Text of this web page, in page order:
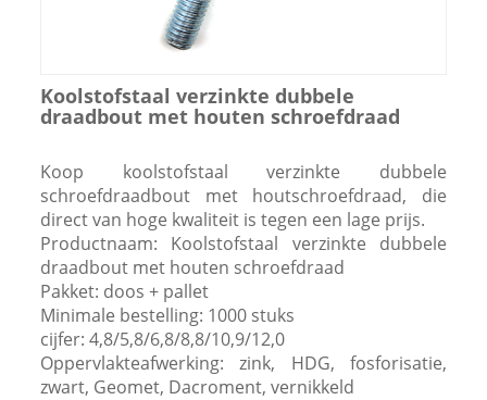
Koolstofstaal verzinkte dubbele
draadbout met houten schroefdraad
Koop koolstofstaal verzinkte dubbele
schroefdraadbout met houtschroefdraad, die
direct van hoge kwaliteit is tegen een lage prijs.
Productnaam: Koolstofstaal verzinkte dubbele
draadbout met houten schroefdraad
Pakket: doos + pallet
Minimale bestelling: 1000 stuks
cijfer: 4,8/5,8/6,8/8,8/10,9/12,0
Oppervlakteafwerking: zink, HDG, fosforisatie,
zwart, Geomet, Dacroment, vernikkeld